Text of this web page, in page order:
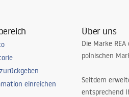
einreichen
Über uns
Die Marke
polnischen
Seitdem
entsprechend